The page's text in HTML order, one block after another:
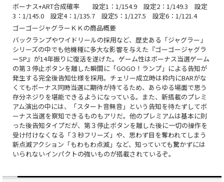
ボーナス+ART合成確率 設定1：1/154.9 設定2：1/149.3 設定
3：1/145.0 設定4：1/135.7 設定5：1/127.5 設定6：1/121.4
ゴーゴージャグラーＫＫの商品概要
バックランプやワイドリールの採用など、歴史ある「ジャグラー」
シリーズの中でも他機種に多大な影響を与えた『ゴーゴージャグラ
ーSP』が14年振りに復活を遂げた。ゲーム性はボーナス当選ゲーム
の第３停止ボタンを離した瞬間に「GOGO！ランプ」による告知が
発生する完全後告知仕様を採用。チェリー成立時は枠内にBARがな
くてもボーナス同時当選に期待が持てるため、あらゆる場面で思う
存分ネジりを堪能できるようになっている。また、新搭載のプレミ
アム演出の中には、「スタート音無音」という告知を待たずしてボ
ーナス当選を察知できるものもアリだ。他のプレミアムは基本に則
った後告知タイプだが、第３停止ボタンを離した後に一切の操作を
受け付けなくなる「３秒フリーズ」や、思わず目を奪われてしまう
新点滅アクション「もわもわ点滅」など、知っていても驚かずには
いられないインパクトの強いものが搭載されているぞ。